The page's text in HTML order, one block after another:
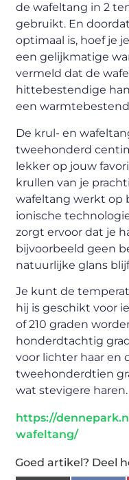
de wafeltang in 2
gebruikt. En
optimaal is, hoef je
een gelijkmatige
vermeld dat de
hittebestendige
een
De krul- en
tweehonderd
lekker op jouw
krullen van je
wafeltang werkt op
ionische
zorgt ervoor dat je
bijvoorbeeld geen
natuurlijke glans
Je kunt de
hij is geschikt voor
of 210 graden
honderdtachtig
voor lichter haar en
tweehonderdtien
wat stevigere haren.
https://
wafeltang/
Goed artikel? Deel